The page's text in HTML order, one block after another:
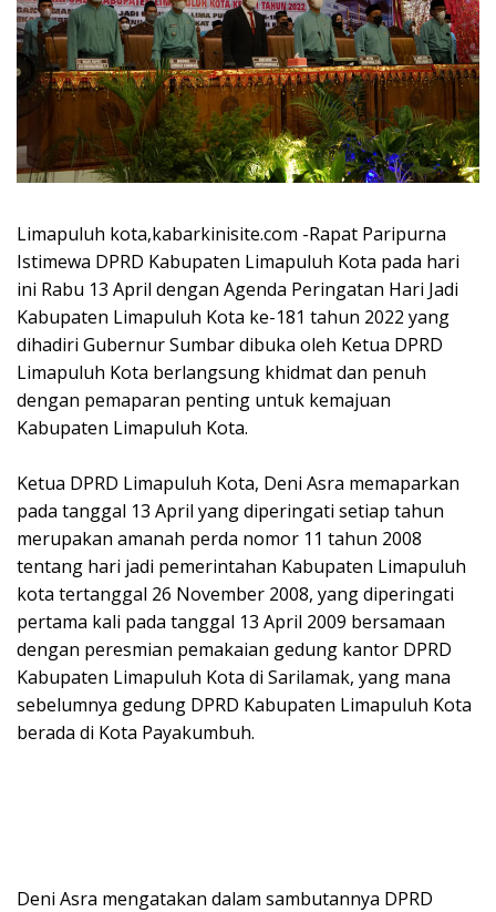
Limapuluh kota,kabarkinisite.com -Rapat Paripurna
Istimewa DPRD Kabupaten Limapuluh Kota pada hari
ini Rabu 13 April dengan Agenda Peringatan Hari Jadi
Kabupaten Limapuluh Kota ke-181 tahun 2022 yang
dihadiri Gubernur Sumbar dibuka oleh Ketua DPRD
Limapuluh Kota berlangsung khidmat dan penuh
dengan pemaparan penting untuk kemajuan
Kabupaten Limapuluh Kota.
Ketua DPRD Limapuluh Kota, Deni Asra memaparkan
pada tanggal 13 April yang diperingati setiap tahun
merupakan amanah perda nomor 11 tahun 2008
tentang hari jadi pemerintahan Kabupaten Limapuluh
kota tertanggal 26 November 2008, yang diperingati
pertama kali pada tanggal 13 April 2009 bersamaan
dengan peresmian pemakaian gedung kantor DPRD
Kabupaten Limapuluh Kota di Sarilamak, yang mana
sebelumnya gedung DPRD Kabupaten Limapuluh Kota
berada di Kota Payakumbuh.
Deni Asra mengatakan dalam sambutannya DPRD